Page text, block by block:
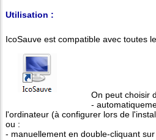
Utilisation :
IcoSauve est compatible avec toutes
On peut choisir
-
l'ordinateur (à configurer lors de
ou :
- manuellement en double-cliquant